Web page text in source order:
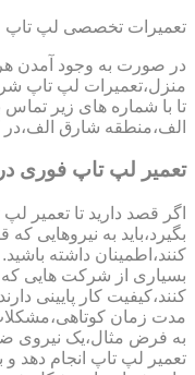
تعمیرات تخصصی لپ تاپ
در صورت به وجود آمدن
منزل،تعمیرات لپ تاپ
تا با شماره های زیر
الف،منطقه شارق الف،در
تعمیر لپ تاپ فوری
اگر قصد دارید تا تعمیر
بگیرد،باید به نیروهایی
کنند،اطمینان داشته باشید.
بسیاری از شرکت هایی
کنند،کیفیت کار پایینی
مدت زمان
به فرض مثال،یک نیروی